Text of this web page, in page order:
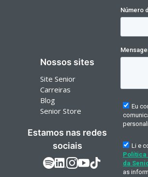
Nossos sites
Site Senior
Carreiras
Blog
Senior Store
Estamos nas redes
sociais